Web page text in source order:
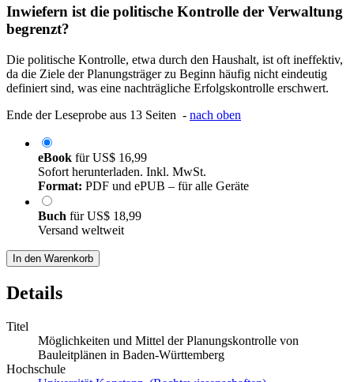
Inwiefern ist die politische Kontrolle der Verwaltung
begrenzt?
Die politische Kontrolle, etwa durch den Haushalt, ist oft ineffektiv,
da die Ziele der Planungsträger zu Beginn häufig nicht eindeutig
definiert sind, was eine nachträgliche Erfolgskontrolle erschwert.
Ende der Leseprobe aus 13 Seiten - nach oben
eBook fürUS$ 16,99
Sofort herunterladen. Inkl. MwSt.
Format: PDF und ePUB – für alle Geräte
Buch fürUS$ 18,99
Versand weltweit
In den Warenkorb
Details
Titel
Möglichkeiten und Mittel der Planungskontrolle von
Bauleitplänen in Baden-Württemberg
Hochschule